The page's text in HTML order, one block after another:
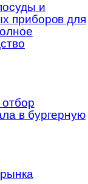
и
приборов для
в бургерную